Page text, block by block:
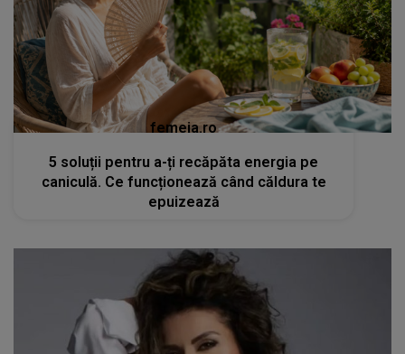
femeia.ro
5 soluții pentru a-ți recăpăta energia pe
caniculă. Ce funcționează când căldura te
epuizează